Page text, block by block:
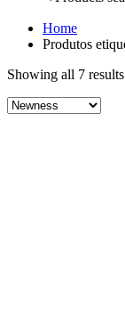
Home
Produtos
Showing all 7 results